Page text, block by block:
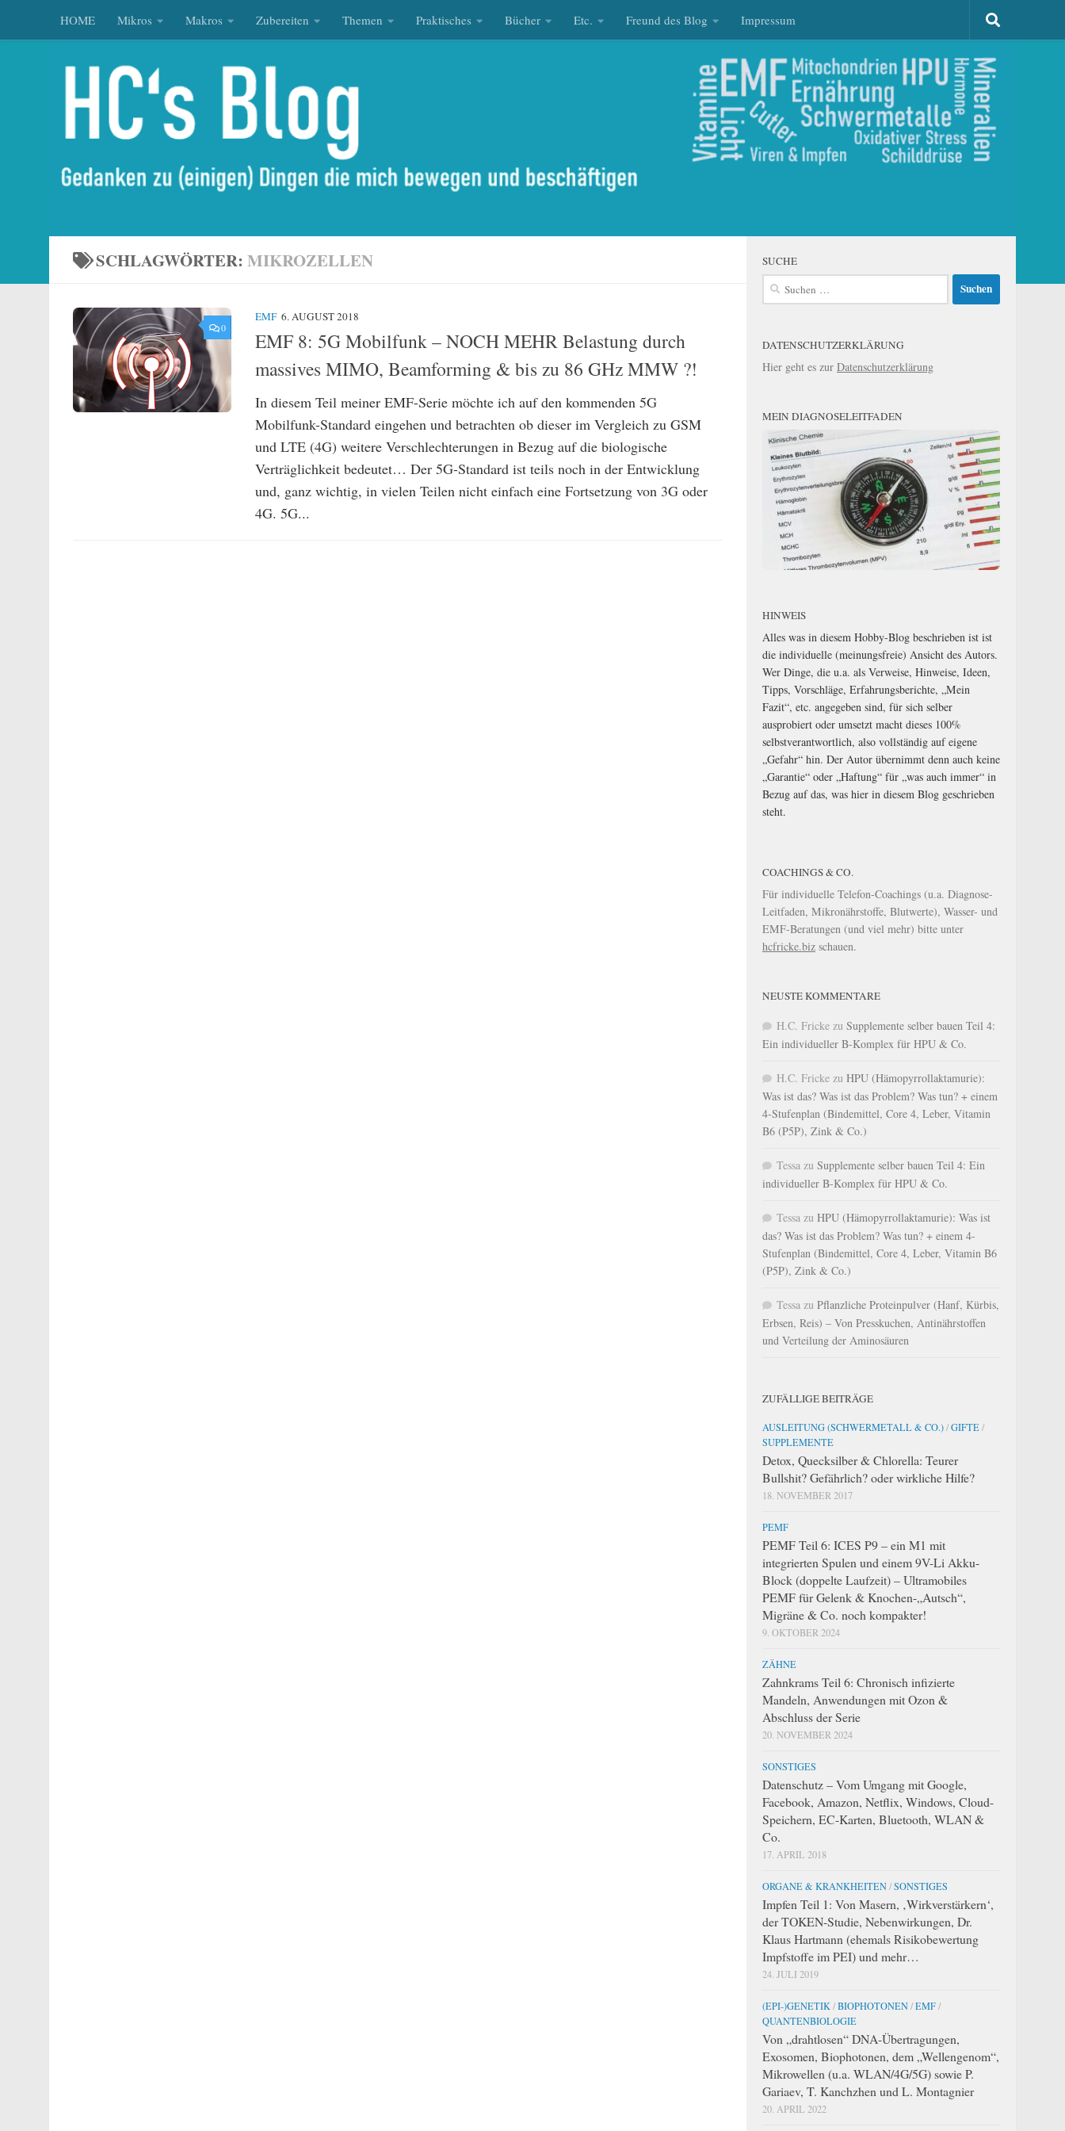
Zum Inhalt springen
HOME Mikros Makros Zubereiten Themen Praktisches Bücher Etc. Freund des Blog Impressum
SCHLAGWÖRTER: MIKROZELLEN
0
EMF 6. AUGUST 2018
EMF 8: 5G Mobilfunk – NOCH MEHR Belastung durch
massives MIMO, Beamforming & bis zu 86 GHz MMW ?!
In diesem Teil meiner EMF-Serie möchte ich auf den kommenden 5G
Mobilfunk-Standard eingehen und betrachten ob dieser im Vergleich zu GSM
und LTE (4G) weitere Verschlechterungen in Bezug auf die biologische
Verträglichkeit bedeutet… Der 5G-Standard ist teils noch in der Entwicklung
und, ganz wichtig, in vielen Teilen nicht einfach eine Fortsetzung von 3G oder
4G. 5G...
SUCHE
Suchen
DATENSCHUTZERKLÄRUNG
Hier geht es zur Datenschutzerklärung
MEIN DIAGNOSELEITFADEN
HINWEIS
Alles was in diesem Hobby-Blog beschrieben ist ist
die individuelle (meinungsfreie) Ansicht des Autors.
Wer Dinge, die u.a. als Verweise, Hinweise, Ideen,
Tipps, Vorschläge, Erfahrungsberichte, „Mein
Fazit“, etc. angegeben sind, für sich selber
ausprobiert oder umsetzt macht dieses 100%
selbstverantwortlich, also vollständig auf eigene
„Gefahr“ hin. Der Autor übernimmt denn auch keine
„Garantie“ oder „Haftung“ für „was auch immer“ in
Bezug auf das, was hier in diesem Blog geschrieben
steht.
COACHINGS & CO.
Für individuelle Telefon-Coachings (u.a. Diagnose-
Leitfaden, Mikronährstoffe, Blutwerte), Wasser- und
EMF-Beratungen (und viel mehr) bitte unter
hcfricke.biz schauen.
NEUSTE KOMMENTARE
H.C. Fricke zu Supplemente selber bauen Teil 4:
Ein individueller B-Komplex für HPU & Co.
H.C. Fricke zu HPU (Hämopyrrollaktamurie):
Was ist das? Was ist das Problem? Was tun? + einem
4-Stufenplan (Bindemittel, Core 4, Leber, Vitamin
B6 (P5P), Zink & Co.)
Tessa zu Supplemente selber bauen Teil 4: Ein
individueller B-Komplex für HPU & Co.
Tessa zu HPU (Hämopyrrollaktamurie): Was ist
das? Was ist das Problem? Was tun? + einem 4-
Stufenplan (Bindemittel, Core 4, Leber, Vitamin B6
(P5P), Zink & Co.)
Tessa zu Pflanzliche Proteinpulver (Hanf, Kürbis,
Erbsen, Reis) – Von Presskuchen, Antinährstoffen
und Verteilung der Aminosäuren
ZUFÄLLIGE BEITRÄGE
AUSLEITUNG (SCHWERMETALL & CO.)/GIFTE/
SUPPLEMENTE
Detox, Quecksilber & Chlorella: Teurer
Bullshit? Gefährlich? oder wirkliche Hilfe?
18. NOVEMBER 2017
PEMF
PEMF Teil 6: ICES P9 – ein M1 mit
integrierten Spulen und einem 9V-Li Akku-
Block (doppelte Laufzeit) – Ultramobiles
PEMF für Gelenk & Knochen-„Autsch“,
Migräne & Co. noch kompakter!
9. OKTOBER 2024
ZÄHNE
Zahnkrams Teil 6: Chronisch infizierte
Mandeln, Anwendungen mit Ozon &
Abschluss der Serie
20. NOVEMBER 2024
SONSTIGES
Datenschutz – Vom Umgang mit Google,
Facebook, Amazon, Netflix, Windows, Cloud-
Speichern, EC-Karten, Bluetooth, WLAN &
Co.
17. APRIL 2018
ORGANE & KRANKHEITEN/SONSTIGES
Impfen Teil 1: Von Masern, ‚Wirkverstärkern‘,
der TOKEN-Studie, Nebenwirkungen, Dr.
Klaus Hartmann (ehemals Risikobewertung
Impfstoffe im PEI) und mehr…
24. JULI 2019
(EPI-)GENETIK /BIOPHOTONEN/EMF/
QUANTENBIOLOGIE
Von „drahtlosen“ DNA-Übertragungen,
Exosomen, Biophotonen, dem „Wellengenom“,
Mikrowellen (u.a. WLAN/4G/5G) sowie P.
Gariaev, T. Kanchzhen und L. Montagnier
20. APRIL 2022